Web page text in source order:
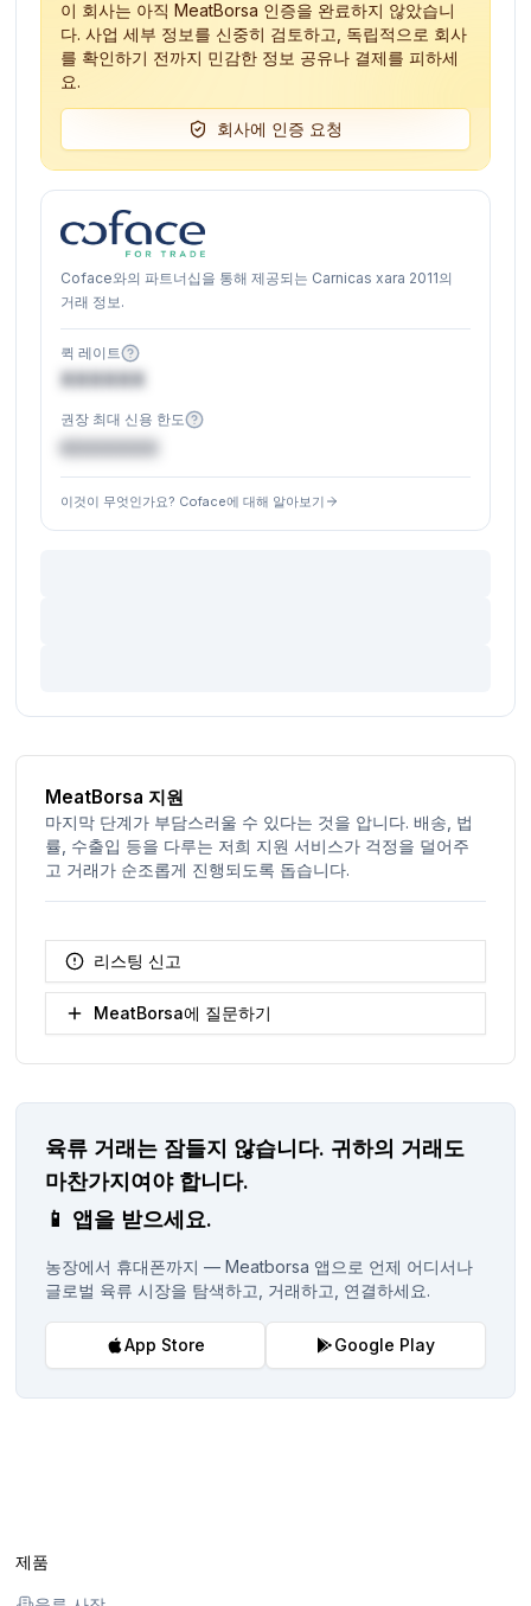
이 회사는 아직 MeatBorsa 인증을 완료하지 않았습니
다. 사업 세부 정보를 신중히 검토하고, 독립적으로 회사
를 확인하기 전까지 민감한 정보 공유나 결제를 피하세
요.
회사에 인증 요청
Coface와의 파트너십을 통해 제공되는 Carnicas xara 2011의
거래 정보.
퀵 레이트
XXXXXX
권장 최대 신용 한도
€XXXXXX
이것이 무엇인가요? Coface에 대해 알아보기
MeatBorsa 지원
마지막 단계가 부담스러울 수 있다는 것을 압니다. 배송, 법
률, 수출입 등을 다루는 저희 지원 서비스가 걱정을 덜어주
고 거래가 순조롭게 진행되도록 돕습니다.
리스팅 신고
MeatBorsa에 질문하기
육류 거래는 잠들지 않습니다. 귀하의 거래도
마찬가지여야 합니다.
📱 앱을 받으세요.
농장에서 휴대폰까지 — Meatborsa 앱으로 언제 어디서나
글로벌 육류 시장을 탐색하고, 거래하고, 연결하세요.
App Store Google Play
제품